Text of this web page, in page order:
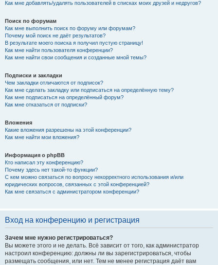
Как мне добавлять/удалять пользователей в списках моих друзей и недругов?
Поиск по форумам
Как мне выполнить поиск по форуму или форумам?
Почему мой поиск не даёт результатов?
В результате моего поиска я получил пустую страницу!
Как мне найти пользователя конференции?
Как мне найти свои сообщения и созданные мной темы?
Подписки и закладки
Чем закладки отличаются от подписок?
Как мне сделать закладку или подписаться на определённую тему?
Как мне подписаться на определённый форум?
Как мне отказаться от подписки?
Вложения
Какие вложения разрешены на этой конференции?
Как мне найти мои вложения?
Информация о phpBB
Кто написал эту конференцию?
Почему здесь нет такой-то функции?
С кем можно связаться по вопросу некорректного использования и/или
юридических вопросов, связанных с этой конференцией?
Как мне связаться с администратором конференции?
Вход на конференцию и регистрация
Зачем мне нужно регистрироваться?
Вы можете этого и не делать. Всё зависит от того, как администратор
настроил конференцию: должны ли вы зарегистрироваться, чтобы
размещать сообщения, или нет. Тем не менее регистрация даёт вам